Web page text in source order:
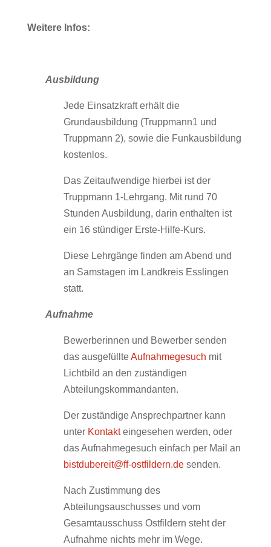
Weitere Infos:
Ausbildung
Jede Einsatzkraft erhält die
Grundausbildung (Truppmann1 und
Truppmann 2), sowie die Funkausbildung
kostenlos.
Das Zeitaufwendige hierbei ist der
Truppmann 1-Lehrgang. Mit rund 70
Stunden Ausbildung, darin enthalten ist
ein 16 stündiger Erste-Hilfe-Kurs.
Diese Lehrgänge finden am Abend und
an Samstagen im Landkreis Esslingen
statt.
Aufnahme
Bewerberinnen und Bewerber senden
das ausgefüllteAufnahmegesuch mit
Lichtbild an den zuständigen
Abteilungskommandanten.
Der zuständige Ansprechpartner kann
unter Kontakteingesehen werden, oder
das Aufnahmegesuch einfach per Mail an
bistdubereit@ff-ostfildern.desenden.
Nach Zustimmung des
Abteilungsauschusses und vom
Gesamtausschuss Ostfildern steht der
Aufnahme nichts mehr im Wege.